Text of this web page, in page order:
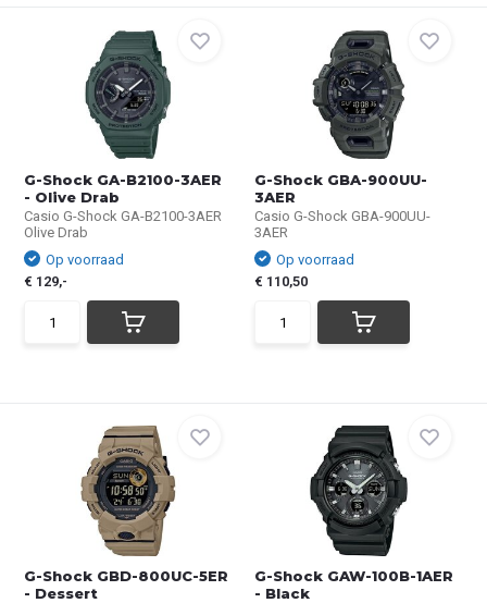
G-Shock GA-B2100-3AER
- Olive Drab
Casio G-Shock GA-B2100-3AER
Olive Drab
Op voorraad
€ 129,-
G-Shock GBA-900UU-
3AER
Casio G-Shock GBA-900UU-
3AER
Op voorraad
€ 110,50
G-Shock GBD-800UC-5ER
- Dessert
G-Shock GAW-100B-1AER
- Black